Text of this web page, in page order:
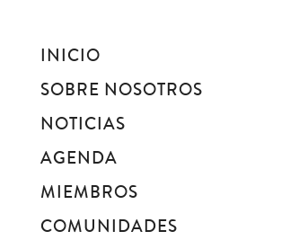
INICIO
SOBRE NOSOTROS
NOTICIAS
AGENDA
MIEMBROS
COMUNIDADES